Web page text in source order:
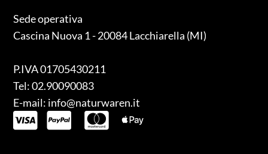
Sede operativa
Cascina Nuova 1 - 20084 Lacchiarella (MI)
P.IVA 01705430211
Tel: 02.90090083
E-mail: info@naturwaren.it